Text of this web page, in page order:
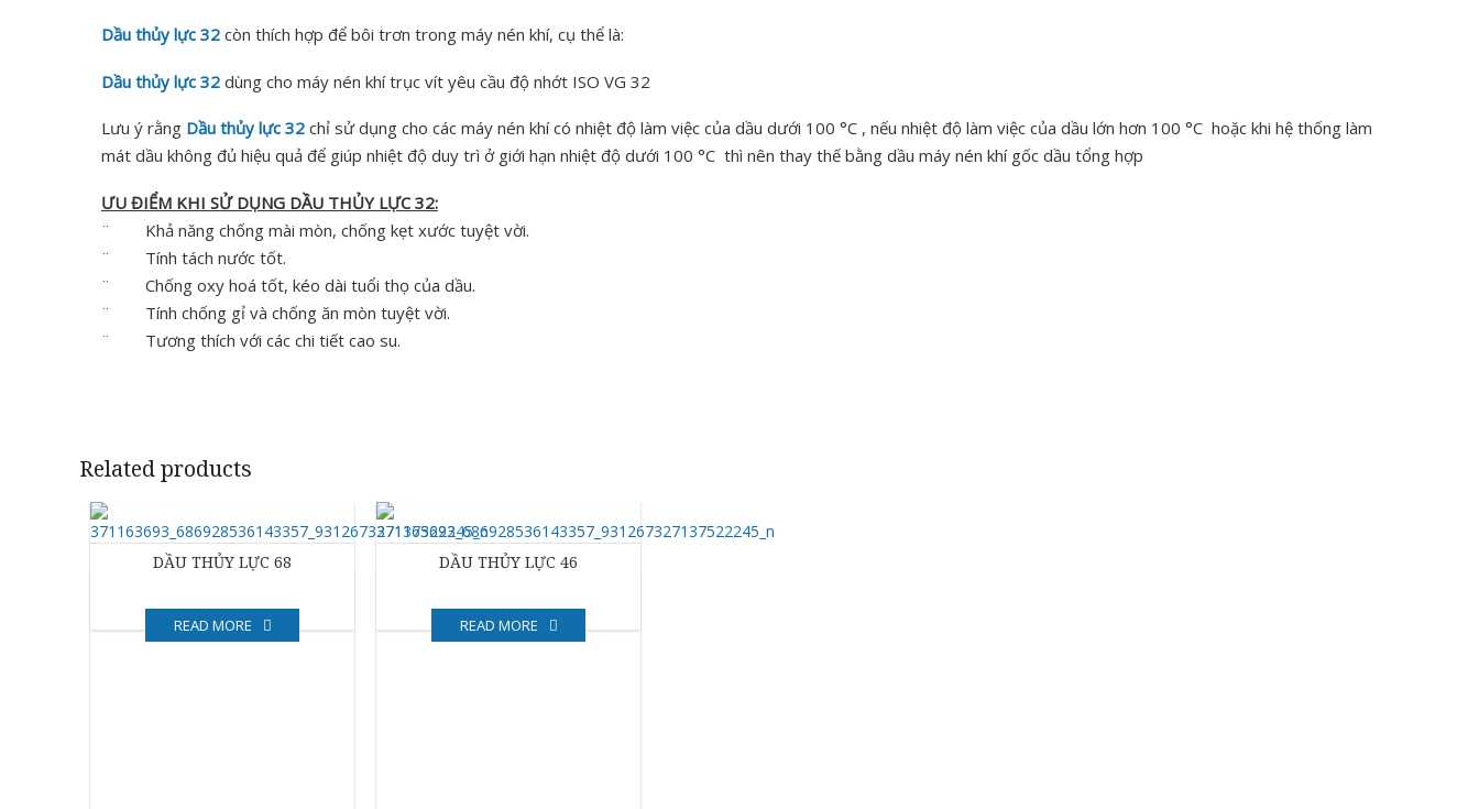
Dầu thủy lực 32 còn thích hợp để bôi trơn trong máy nén khí, cụ thể là:
Dầu thủy lực 32 dùng cho máy nén khí trục vít yêu cầu độ nhớt ISO VG 32
Lưu ý rằng Dầu thủy lực 32 chỉ sử dụng cho các máy nén khí có nhiệt độ làm việc của dầu dưới 100 °C , nếu nhiệt độ làm việc của dầu lớn hơn 100 °C hoặc khi hệ thống làm
mát dầu không đủ hiệu quả để giúp nhiệt độ duy trì ở giới hạn nhiệt độ dưới 100 °C thì nên thay thế bằng dầu máy nén khí gốc dầu tổng hợp
ƯU ĐIỂM KHI SỬ DỤNG DẦU THỦY LỰC 32:
¨ Khả năng chống mài mòn, chống kẹt xước tuyệt vời.
¨ Tính tách nước tốt.
¨ Chống oxy hoá tốt, kéo dài tuổi thọ của dầu.
¨ Tính chống gỉ và chống ăn mòn tuyệt vời.
¨ Tương thích với các chi tiết cao su.
Related products
DẦU THỦY LỰC 68
READ MORE
DẦU THỦY LỰC 46
READ MORE